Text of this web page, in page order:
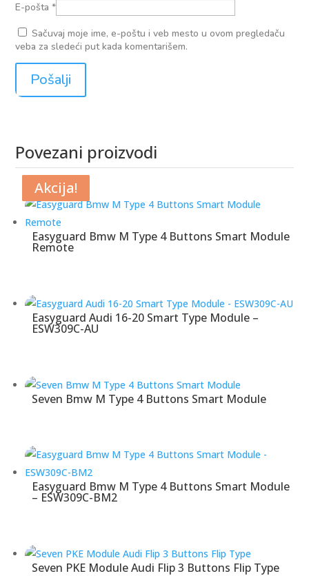
E-pošta*
Sačuvaj moje ime, e-poštu i veb mesto u ovom pregledaču
veba za sledeći put kada komentarišem.
Povezani proizvodi
Povezani proizvodi
Akcija!
Easyguard Bmw M Type 4 Buttons Smart Module
Remote
Akcija!
Easyguard Audi 16-20 Smart Type Module –
ESW309C-AU
Akcija!
Seven Bmw M Type 4 Buttons Smart Module
Akcija!
Easyguard Bmw M Type 4 Buttons Smart Module
– ESW309C-BM2
Akcija!
Seven PKE Module Audi Flip 3 Buttons Flip Type
Akcija!